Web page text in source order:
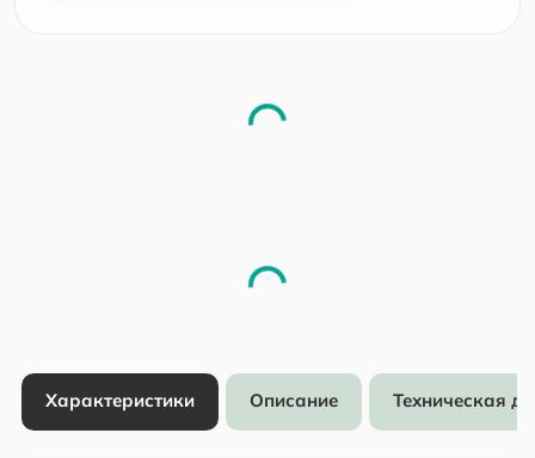
Характеристики Описание Техническая